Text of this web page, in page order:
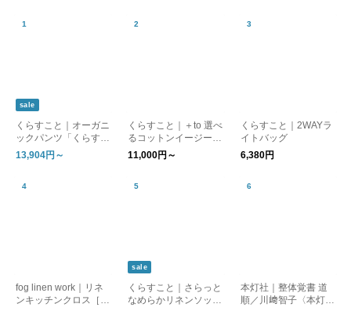
sale
くらすこと｜オーガニ
ックパンツ「くらすこ
との日常生活着」
13,904円～
くらすこと｜＋to 選べ
るコットンイージーパ
ンツ
11,000円～
くらすこと｜2WAYラ
イトバッグ
6,380円
fog linen work｜リネ
ンキッチンクロス［ギ
sale
くらすこと｜さらっと
なめらかリネンソック
本灯社｜整体覚書 道
順／川﨑智子〈本灯社